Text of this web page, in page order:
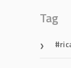
Tag